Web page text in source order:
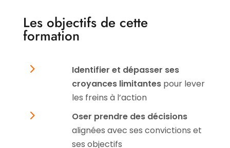
Les objectifs de cette
formation
5
Identifier et dépasser ses
croyances limitantespour lever
les freins à l’action
5
Oser prendre des décisions
alignées avec ses convictions et
ses objectifs